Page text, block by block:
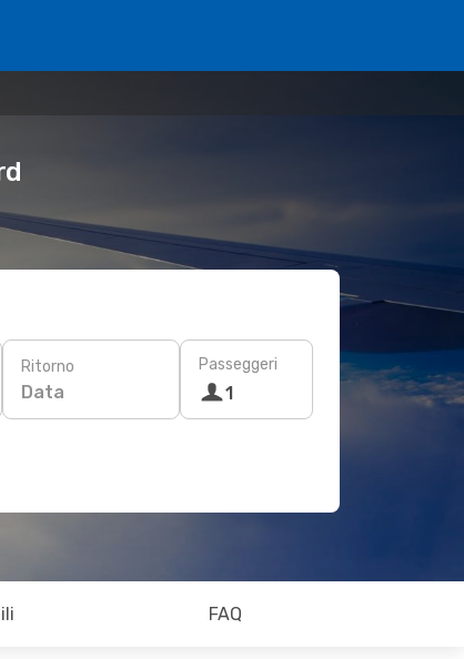
Ritorno
Data
Passeggeri
1
FAQ